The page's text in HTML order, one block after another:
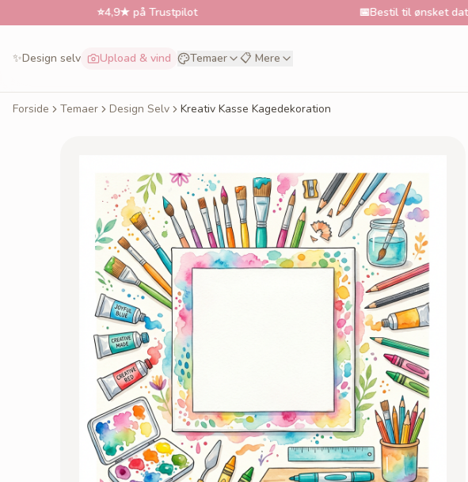
4,9★ på Trustpilot Bestil til ønsket dato
✨Design selv Upload & vind Temaer 📋 Mere
Forside Temaer Design Selv Kreativ Kasse Kagedekoration